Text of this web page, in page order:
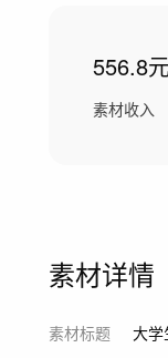
556.8元
素材收入
素材详情
素材标题
大学